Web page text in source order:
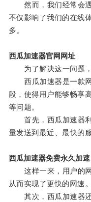
然而，我们经常会遇
不仅影响了我们的在线
多。
西瓜加速器官网网址
为了解决这一问题，
西瓜加速器是一款网
段，使得用户能够畅享
等问题。
首先，西瓜加速器利
量发送到最近、最快的
西瓜加速器免费永久加速
这样一来，用户的网
从而实现了更快的网速。
其次，西瓜加速器还